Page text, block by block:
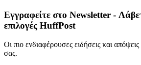
Εγγραφείτε στο Newsletter -
επιλογές HuffPost
Οι πιο ενδιαφέρουσες ειδήσεις και
σας.